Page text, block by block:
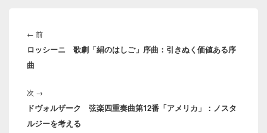
稿
ナ
ビ
ゲ
シ
ョ
ン
← 前前
の
ロッシーニ 歌劇「絹のはしご」序曲：引きぬく価値ある序
曲
次 →
の
投
ドヴォルザーク 弦楽四重奏曲第12番「アメリカ」：ノスタ
ルジーを考える